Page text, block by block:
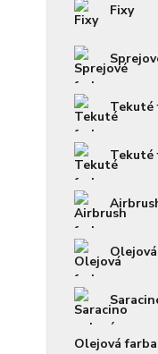
Fixy
Tekuté
Tekuté
Olejová farba